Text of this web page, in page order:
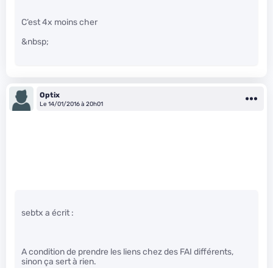
C’est 4x moins cher
&nbsp;
Optix
Le 14/01/2016 à 20h01
sebtx a écrit :
A condition de prendre les liens chez des FAI différents,
sinon ça sert à rien.